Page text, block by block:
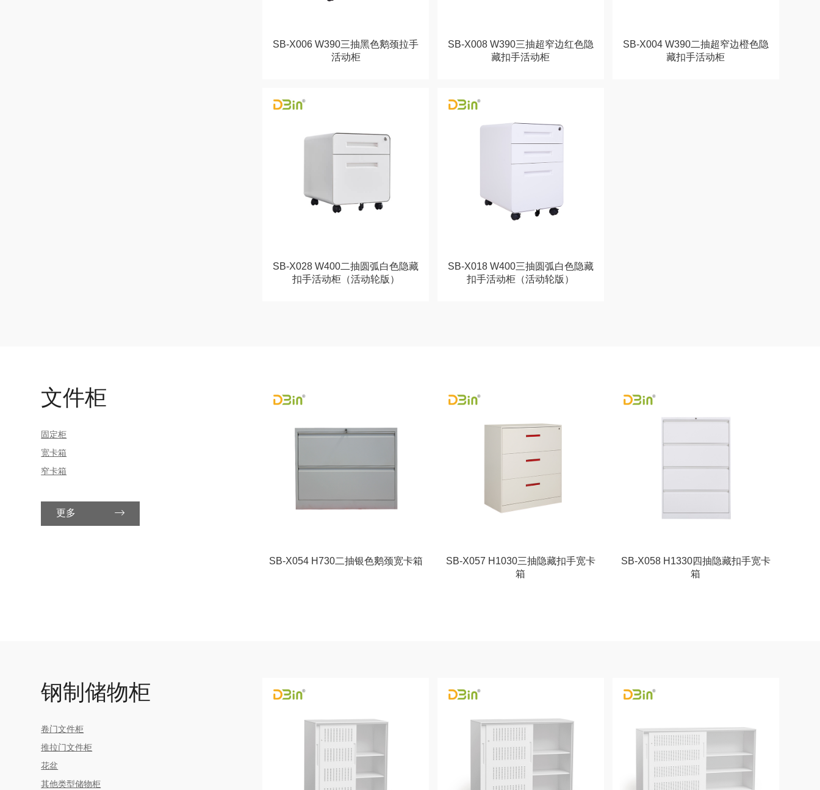
SB-X006 W390三抽黑色鹅颈拉手
活动柜
SB-X008 W390三抽超窄边红色隐
藏扣手活动柜
SB-X004 W390二抽超窄边橙色隐
藏扣手活动柜
SB-X028 W400二抽圆弧白色隐藏
扣手活动柜（活动轮版）
SB-X018 W400三抽圆弧白色隐藏
扣手活动柜（活动轮版）
文件柜
固定柜
宽卡箱
窄卡箱
更多
SB-X054 H730二抽银色鹅颈宽卡箱
SB-X057 H1030三抽隐藏扣手宽卡
箱
SB-X058 H1330四抽隐藏扣手宽卡
箱
钢制储物柜
卷门文件柜
推拉门文件柜
花盆
其他类型储物柜